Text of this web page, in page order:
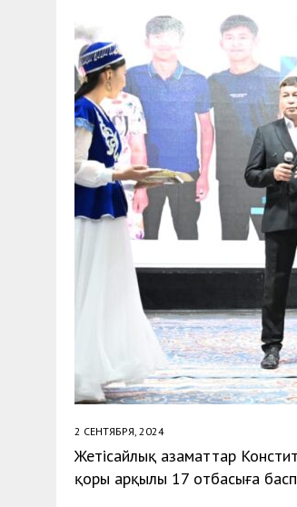
30 МАЯ, 2026 | ТҮСІНДІРУ ЖҰМЫСТАРЫ
2 СЕНТЯБРЯ, 2024
Жетісайлық азаматтар
қоры арқылы 17 отбасыға